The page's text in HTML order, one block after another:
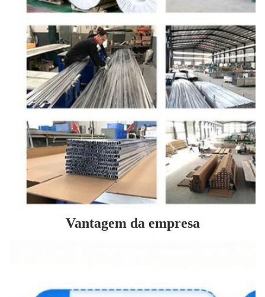
Vantagem da empresa